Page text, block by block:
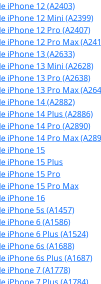
iPhone 12 (A2403)
iPhone 12 Mini (A2399)
iPhone 12 Pro (A2407)
iPhone 12 Pro Max
iPhone 13 (A2633)
iPhone 13 Mini (A2628)
iPhone 13 Pro (A2638)
iPhone 13 Pro Max
iPhone 14 (A2882)
iPhone 14 Plus (A2886)
iPhone 14 Pro (A2890)
iPhone 14 Pro Max
iPhone 15
iPhone 15 Plus
iPhone 15 Pro
iPhone 15 Pro Max
iPhone 16
iPhone 5s (A1457)
iPhone 6 (A1586)
iPhone 6 Plus (A1524)
iPhone 6s (A1688)
iPhone 6s Plus (A1687)
iPhone 7 (A1778)